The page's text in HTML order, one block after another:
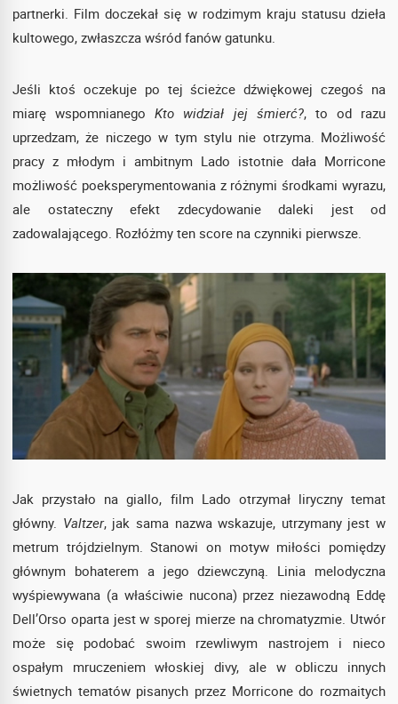
partnerki. Film doczekał się w rodzimym kraju statusu dzieła
kultowego, zwłaszcza wśród fanów gatunku.
Jeśli ktoś oczekuje po tej ścieżce dźwiękowej czegoś na
miarę wspomnianegoKto widział jej śmierć?, to od razu
uprzedzam, że niczego w tym stylu nie otrzyma. Możliwość
pracy z młodym i ambitnym Lado istotnie dała Morricone
możliwość poeksperymentowania z różnymi środkami wyrazu,
ale ostateczny efekt zdecydowanie daleki jest od
zadowalającego. Rozłóżmy ten score na czynniki pierwsze.
Jak przystało na giallo, film Lado otrzymał liryczny temat
główny. Valtzer, jak sama nazwa wskazuje, utrzymany jest w
metrum trójdzielnym. Stanowi on motyw miłości pomiędzy
głównym bohaterem a jego dziewczyną. Linia melodyczna
wyśpiewywana (a właściwie nucona) przez niezawodną Eddę
Dell’Orso oparta jest w sporej mierze na chromatyzmie. Utwór
może się podobać swoim rzewliwym nastrojem i nieco
ospałym mruczeniem włoskiej divy, ale w obliczu innych
świetnych tematów pisanych przez Morricone do rozmaitych